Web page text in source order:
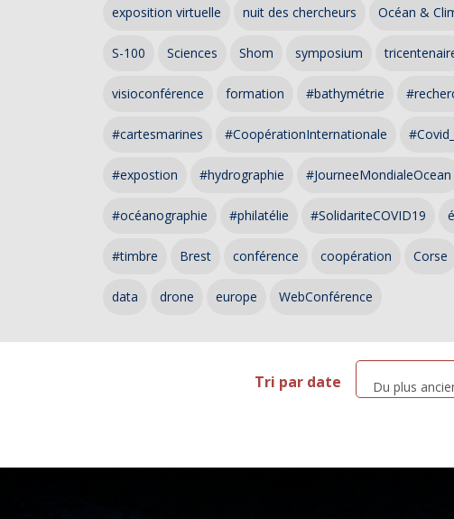
exposition virtuelle nuit des chercheurs Océan &
S-100 Sciences Shom symposium
visioconférence formation #bathymétrie
#cartesmarines #CoopérationInternationale
#expostion #hydrographie #JourneeMondialeOcean
#océanographie #philatélie #SolidariteCOVID19
#timbre Brest conférence coopération Corse
data drone europe WebConférence
Tri par date Du plus